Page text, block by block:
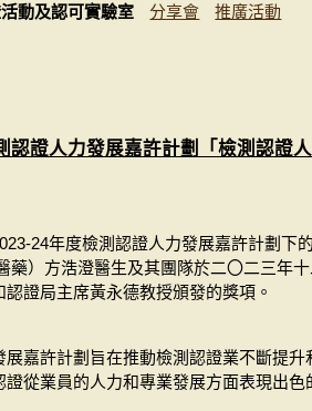
動及認可實驗室 分享會
推廣活動
認證人力發展嘉許計劃「檢測認證
24年度檢測認證人力發展嘉許計劃下
）方浩澄醫生及其團隊於二〇二三年
證局主席黃永德教授頒發的獎項。
嘉許計劃旨在推動檢測認證業不斷提升
從業員的人力和專業發展方面表現出色